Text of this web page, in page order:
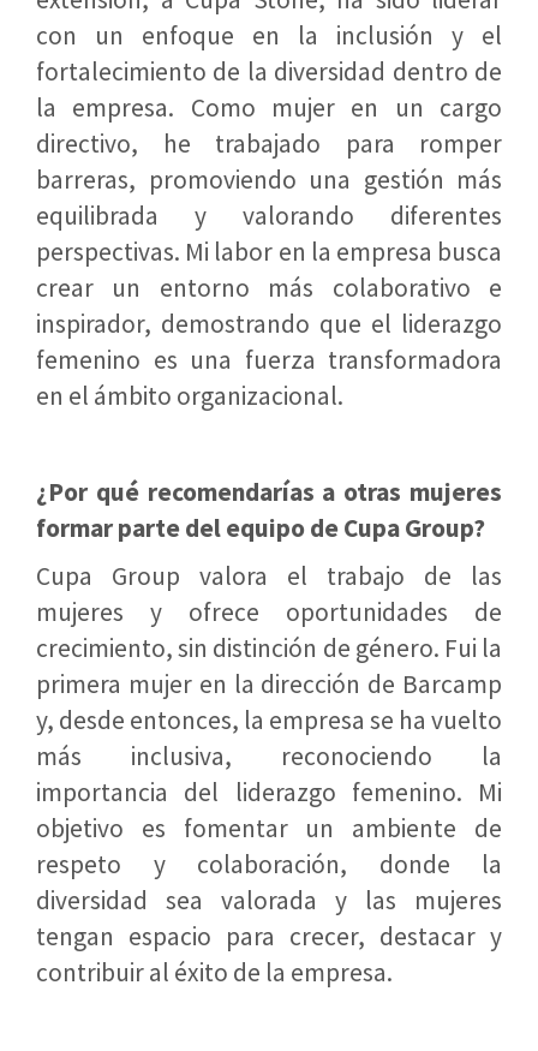
con un enfoque en la inclusión y el
fortalecimiento de la diversidad dentro de
la empresa. Como mujer en un cargo
directivo, he trabajado para romper
barreras, promoviendo una gestión más
equilibrada y valorando diferentes
perspectivas. Mi labor en la empresa busca
crear un entorno más colaborativo e
inspirador, demostrando que el liderazgo
femenino es una fuerza transformadora
en el ámbito organizacional.
¿Por qué recomendarías a otras mujeres
formar parte del equipo de Cupa Group?
Cupa Group valora el trabajo de las
mujeres y ofrece oportunidades de
crecimiento, sin distinción de género. Fui la
primera mujer en la dirección de Barcamp
y, desde entonces, la empresa se ha vuelto
más inclusiva, reconociendo la
importancia del liderazgo femenino. Mi
objetivo es fomentar un ambiente de
respeto y colaboración, donde la
diversidad sea valorada y las mujeres
tengan espacio para crecer, destacar y
contribuir al éxito de la empresa.